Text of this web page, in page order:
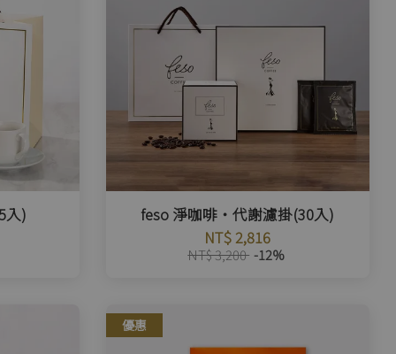
入)
feso 淨咖啡・代謝濾掛(30入)
NT$ 2,816
NT$ 3,200 -12%
優惠